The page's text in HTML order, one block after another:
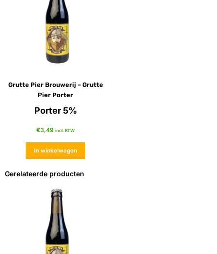
Grutte Pier Brouwerij – Grutte
Pier Porter
Porter 5%
€3,49 incl. BTW
In winkelwagen
Gerelateerde producten